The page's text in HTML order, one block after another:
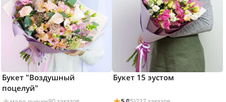
Букет "Воздушный
поцелуй"
Букет 15 эустом